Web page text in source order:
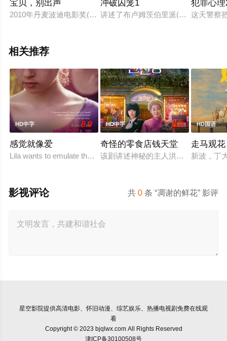
宝贝，别出声
2010年丹麦波迪电影奖(Bodil Awards)最佳女演员提名2010年丹
冲破囚笼1
讲述了布卢姆茨伯里派(Bloomsbury
犯罪心理
这天警察
相关推荐
HD中字 8.0
感觉就像爱
Lila wants to emulate the sexual exploits o
HD中字 8.0
奇怪的零食店钱天堂
该剧讲述神秘的主人洪子卖能够实现
HD国语
走马观花
新波，丁
共0 条 “凋谢的鲜花” 影评
影视评论
星空影院提供高清电影、怀旧动漫、综艺娱乐、热播电视剧免费在线观
看
Copyright © 2023 bjqlwx.com All Rights Reserved
津ICP备30100508号